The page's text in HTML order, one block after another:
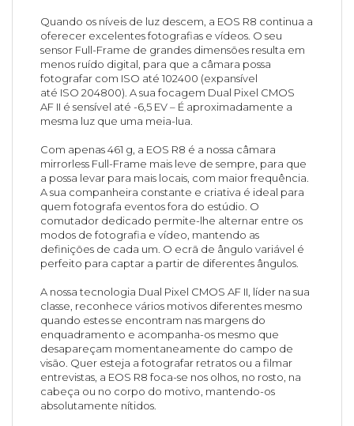
Quando os níveis de luz descem, a EOS R8 continua a
oferecer excelentes fotografias e vídeos. O seu
sensor Full-Frame de grandes dimensões resulta em
menos ruído digital, para que a câmara possa
fotografar com ISO até 102400 (expansível
até ISO 204800). A sua focagem Dual Pixel CMOS
AF II é sensível até -6,5 EV – É aproximadamente a
mesma luz que uma meia-lua.
Com apenas 461 g, a EOS R8 é a nossa câmara
mirrorless Full-Frame mais leve de sempre, para que
a possa levar para mais locais, com maior frequência.
A sua companheira constante e criativa é ideal para
quem fotografa eventos fora do estúdio. O
comutador dedicado permite-lhe alternar entre os
modos de fotografia e vídeo, mantendo as
definições de cada um. O ecrã de ângulo variável é
perfeito para captar a partir de diferentes ângulos.
A nossa tecnologia Dual Pixel CMOS AF II, líder na sua
classe, reconhece vários motivos diferentes mesmo
quando estes se encontram nas margens do
enquadramento e acompanha-os mesmo que
desapareçam momentaneamente do campo de
visão. Quer esteja a fotografar retratos ou a filmar
entrevistas, a EOS R8 foca-se nos olhos, no rosto, na
cabeça ou no corpo do motivo, mantendo-os
absolutamente nítidos.